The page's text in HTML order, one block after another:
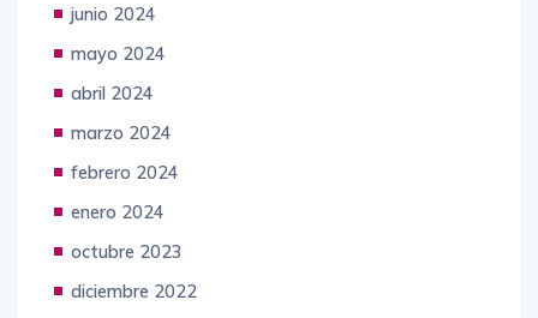
junio 2024
mayo 2024
abril 2024
marzo 2024
febrero 2024
enero 2024
octubre 2023
diciembre 2022